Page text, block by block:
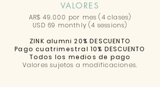
VALORES
AR$ 49.000 por mes (4 clases)
USD 69 monthly (4 sessions)
ZINK alumni 20% DESCUENTO
Pago cuatrimestral 10% DESCUENTO
Todos los medios de pago
Valores sujetos a modificaciones.